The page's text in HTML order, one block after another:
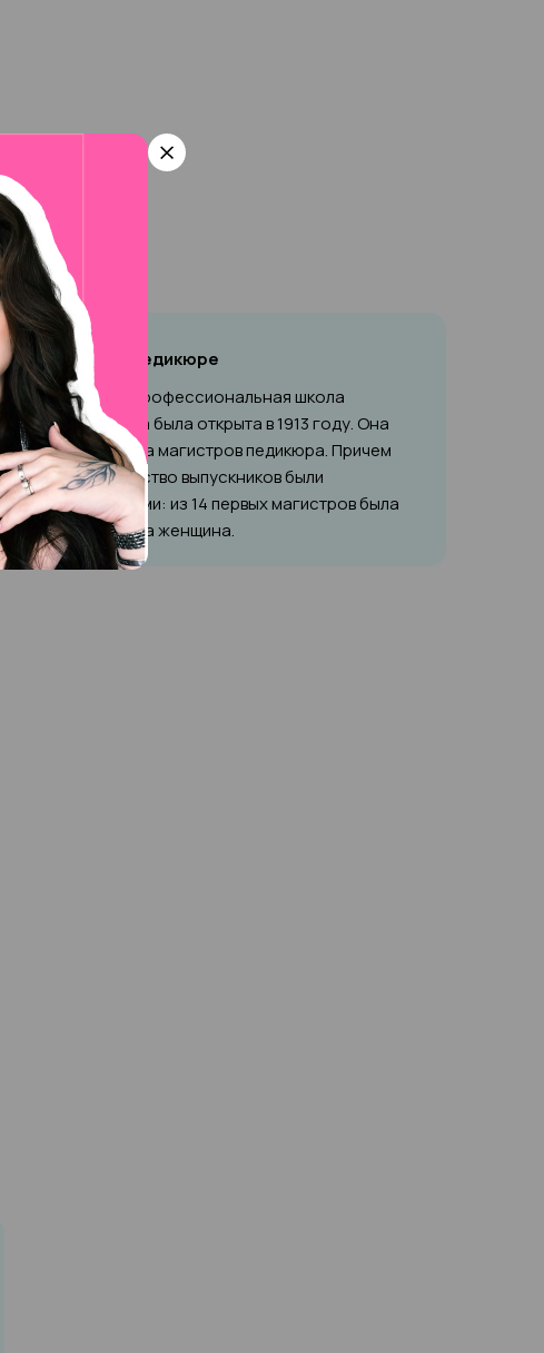
Факт о педикюре
Первая профессиональная школа
педикюра была открыта в 1913 году. Она
выпускала магистров педикюра. Причем
большинство выпускников были
мужчинами: из 14 первых магистров была
лишь одна женщина.